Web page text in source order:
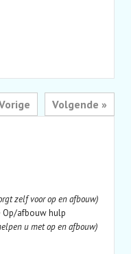
Volgende »
zelf voor op en afbouw)
Op/afbouw hulp
u met op en afbouw)